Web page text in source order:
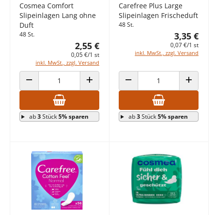
Cosmea Comfort
Slipeinlagen Lang ohne
Duft
48 St.
2,55 €
0,05 €/1 st
inkl. MwSt., zzgl. Versand
ANZAHL VERRINGERN ANZAHL ERHÖHEN
ab3Stück5% sparen
Carefree Plus Large
Slipeinlagen Frischeduft
48 St.
3,35 €
0,07 €/1 st
inkl. MwSt., zzgl. Versand
ANZAHL VERRINGERN ANZAHL
ab3Stück5% sparen